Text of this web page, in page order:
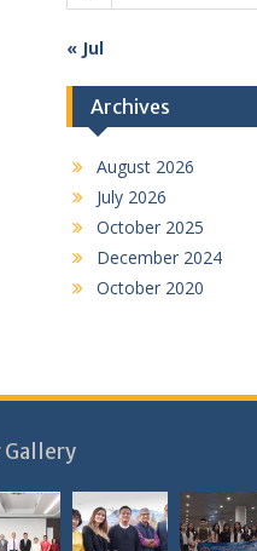
« Jul
Archives
August 2026
July 2026
October 2025
December 2024
October 2020
Gallery